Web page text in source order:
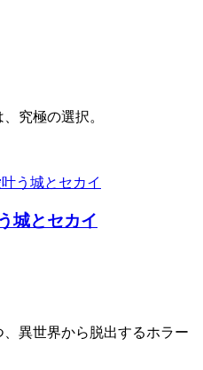
究極の選択。
城とセカイ
異世界から脱出するホラー